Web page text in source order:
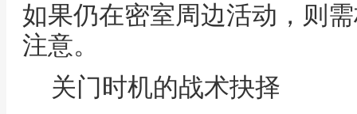
如果仍在密室周边活动，则
注意。
关门时机的战术抉择